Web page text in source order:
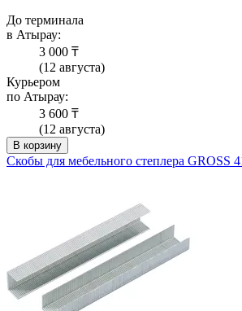
До терминала
в Атырау:
3 000 ₸
(12 августа)
Курьером
по Атырау:
3 600 ₸
(12 августа)
В корзину
Скобы для мебельного степлера GROSS